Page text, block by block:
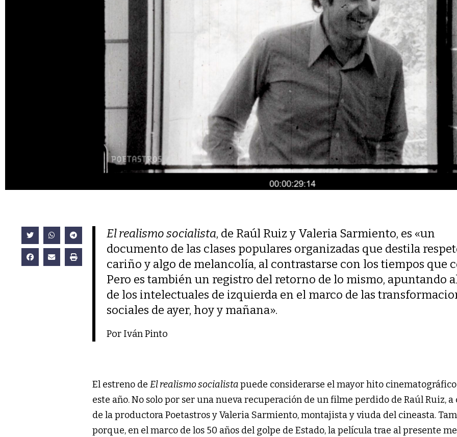
El realismo socialista, de Raúl Ruiz y Valeria Sarmiento, es «un
documento de las clases populares organizadas que destila
cariño y algo de melancolía, al contrastarse con los tiempos que
Pero es también un registro del retorno de lo mismo, apuntando
de los intelectuales de izquierda en el marco de las
sociales de ayer, hoy y mañana».
Por Iván Pinto
El estreno de El realismo socialistapuede considerarse el mayor hito
este año. No solo por ser una nueva recuperación de un filme perdido de Raúl Ruiz, a
de la productora Poetastros y Valeria Sarmiento, montajista y viuda del cineasta.
porque, en el marco de los 50 años del golpe de Estado, la película trae al presente